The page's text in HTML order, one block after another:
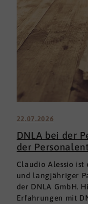
22.07.2026
DNLA bei der
der
Claudio Alessio ist
und langjähriger
der DNLA GmbH.
Erfahrungen mit